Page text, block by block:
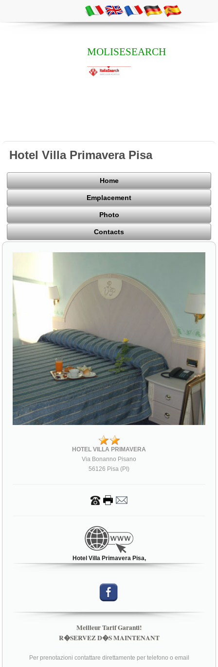
MOLISESEARCH
Hotel Villa Primavera Pisa
Home
Emplacement
Photo
Contacts
HOTEL VILLA PRIMAVERA
Via Bonanno Pisano
56126 Pisa (PI)
Hotel Villa Primavera Pisa,
Meilleur Tarif Garanti!
R�SERVEZ D�S MAINTENANT
Per prenotazioni contattare direttamente per telefono o email